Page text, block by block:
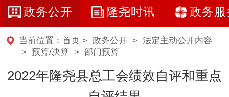
政务公开 隆尧时讯 政务服
当前位置： 首页 > 政务公开> 法定主动公开内容
> 预算/决算> 部门预算
2022年隆尧县总工会绩效自评和重点